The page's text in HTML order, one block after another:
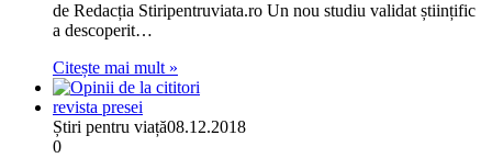
de Redacția Stiripentruviata.ro Un nou studiu validat științific
a descoperit…
Citește mai mult »
revista presei
Știri pentru viață08.12.2018
0